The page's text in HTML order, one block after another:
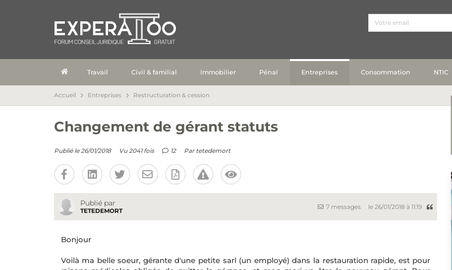
Travail Civil & familial Immobilier Pénal Entreprises Consommation NTIC
Accueil Entreprises Restructuration & cession
Changement de gérant statuts
Publié le 26/01/2018 Vu 2041 fois 12 Par tetedemort
Publié par
TETEDEMORT
7 messages le 26/01/2018 à 11:19
Bonjour
Voilà ma belle soeur, gérante d'une petite sarl (un employé) dans la restauration rapide, est pour